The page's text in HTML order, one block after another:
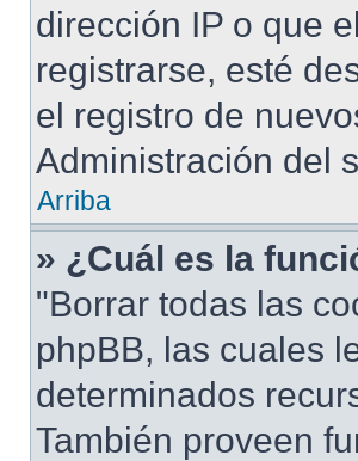
dirección IP o que
registrarse, esté
el registro de
Administración del
Arriba
» ¿Cuál es la
"Borrar todas las
phpBB, las cuales
determinados
También proveen